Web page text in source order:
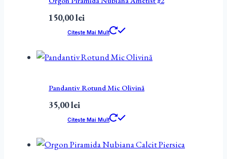
150,00lei
Citește Mai Mult
Pandantiv Rotund Mic Olivină
35,00lei
Citește Mai Mult